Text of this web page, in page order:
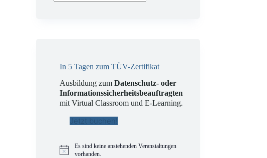
In 5 Tagen zum TÜV-Zertifikat
Ausbildung zumDatenschutz- oder
Informationssicherheitsbeauftragten
mit Virtual Classroom und E-Learning.
Jetzt buchen!
H
Es sind keine anstehenden Veranstaltungen
vorhanden.